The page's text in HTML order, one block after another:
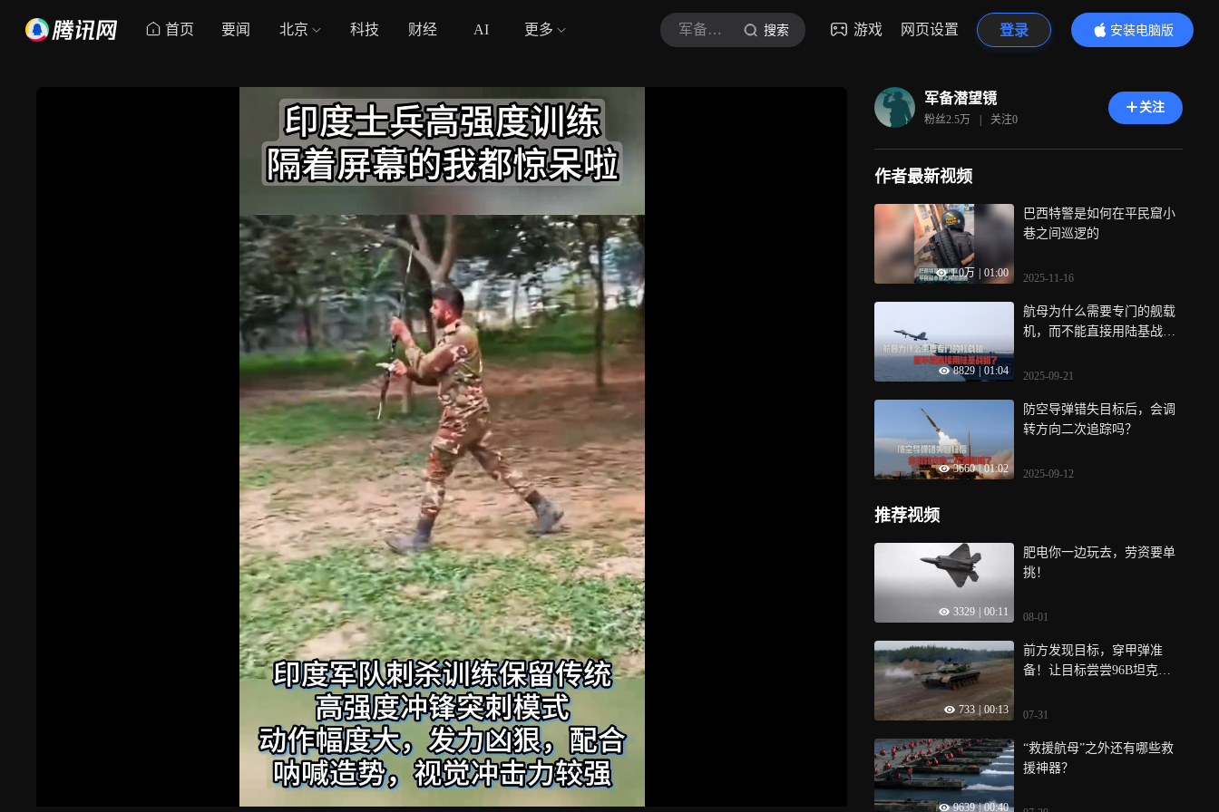
首页 要闻 北京 科技 财经 AI 更多 军备潜望镜 搜索 游戏 网页设置 登录
安装电脑版
内容更精彩
军备潜望镜
粉丝2.5万 | 关注0
关注
作者最新视频
1.0万 01:00
巴西特警是如何在平民窟小
巷之间巡逻的
2025-11-16
8829 01:04
航母为什么需要专门的舰载
机，而不能直接用陆基战
2025-09-21
3660 | 01:02
防空导弹错失目标后，会调
转方向二次追踪吗？
2025-09-12
推荐视频
3329 00:11
肥电你一边玩去，劳资要单
挑！
08-01
733 00:13
前方发现目标，穿甲弹准
备！让目标尝尝96B坦克的
07-31
9639 | 00:40
“救援航母”之外还有哪些救
援神器？